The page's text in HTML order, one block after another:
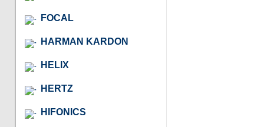
FOCAL
HARMAN KARDON
HELIX
HERTZ
HIFONICS